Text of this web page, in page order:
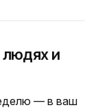
людях и
— в ваш